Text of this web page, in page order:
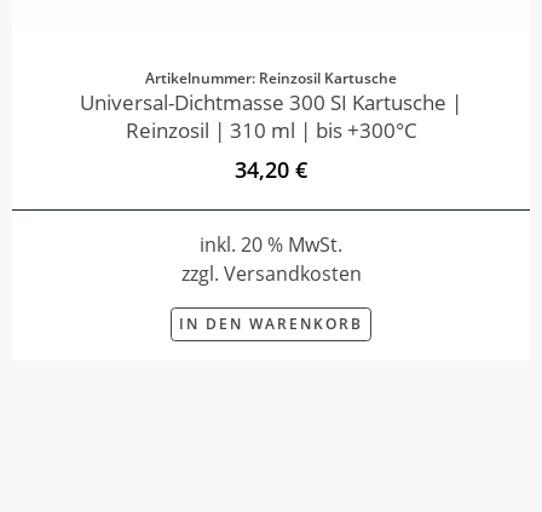
Artikelnummer: Reinzosil Kartusche
Universal-Dichtmasse 300 SI Kartusche |
Reinzosil | 310 ml | bis +300°C
34,20 €
inkl. 20 % MwSt.
zzgl. Versandkosten
IN DEN WARENKORB